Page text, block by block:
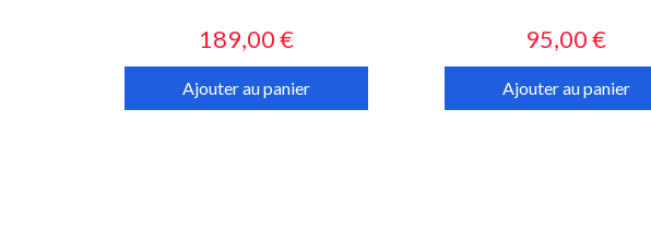
Prix
189,00 €
Ajouter au panier
Prix
95,00 €
Ajouter au panier